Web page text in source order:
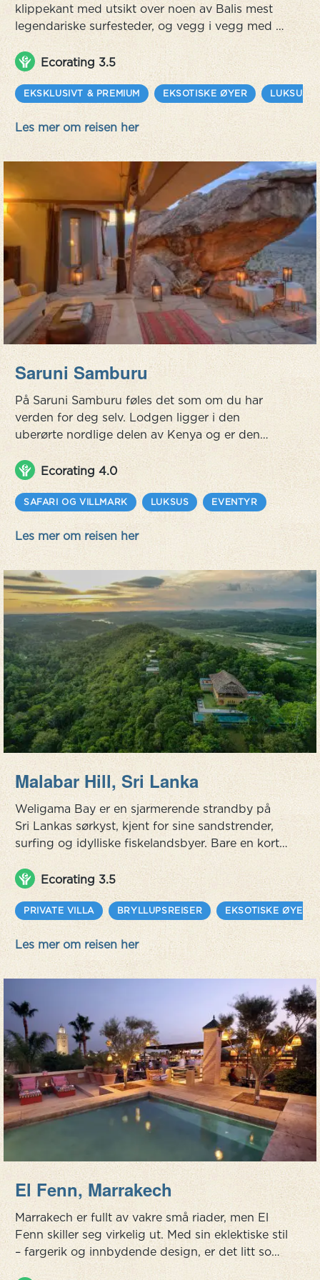
klippekant med utsikt over noen av Balis mest
legendariske surfesteder, og vegg i vegg med et
hellig tempel, Balis åndelige sentrum. Inspirert
av tradisjonelle balinesiske hus med utskårne
tredører og små gårdsrom, smelter villaene inn i
omgivelsene. Her finner du også terrasser med
bassenger, inkludert et infinitypool som ser ut til
å smelte sammen med ...
Ecorating 3.5
EKSKLUSIVT & PREMIUM EKSOTISKE ØYER LUKSUS
Les mer om reisen her
Saruni Samburu
På Saruni Samburu føles det som om du har
verden for deg selv. Lodgen ligger i den
uberørte nordlige delen av Kenya og er den
eneste innenfor 200 000 hektar. Beliggende på
en klippe, er 360-graders utsikten fantastisk og
også med to bassenger hvor du kan se flere
vannhull. Saruni Samburu er hyllet for sin
innovative, øko-design og interiørdesign, samt
sitt italienske kjøkken. Safarien her skuff...
Ecorating 4.0
SAFARI OG VILLMARK LUKSUS EVENTYR
Les mer om reisen her
Malabar Hill, Sri Lanka
Weligama Bay er en sjarmerende strandby på
Sri Lankas sørkyst, kjent for sine sandstrender,
surfing og idylliske fiskelandsbyer. Bare en kort
tuk-tuk-tur fra stranden, gjennom rismarker fyllt
med vannbøfler, reiser Malabar Hill seg. Malabar
Hill er en luksusresort du ikke vil reise fra. Vakker
og tilbaketrukket og en designelskers drøm. En
kombinasjon av srilankanske, rajasthaniske og
marokkans...
Ecorating 3.5
PRIVATE VILLA BRYLLUPSREISER EKSOTISKE ØYER
Les mer om reisen her
El Fenn, Marrakech
Marrakech er fullt av vakre små riader, men El
Fenn skiller seg virkelig ut. Med sin eklektiske stil
– fargerik og innbydende design, er det litt som
Marrakech møter rock n’ roll. Kanskje ikke så rart